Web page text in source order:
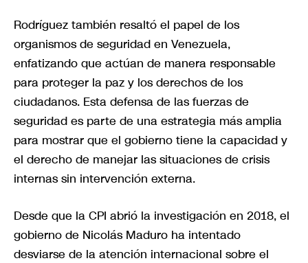
Rodríguez también resaltó el papel de los
organismos de seguridad en Venezuela,
enfatizando que actúan de manera responsable
para proteger la paz y los derechos de los
ciudadanos. Esta defensa de las fuerzas de
seguridad es parte de una estrategia más amplia
para mostrar que el gobierno tiene la capacidad y
el derecho de manejar las situaciones de crisis
internas sin intervención externa.
Desde que la CPI abrió la investigación en 2018, el
gobierno de Nicolás Maduro ha intentado
desviarse de la atención internacional sobre el